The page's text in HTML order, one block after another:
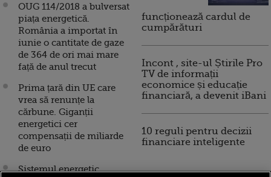
OUG 114/2018 a bulversat
piața energetică.
România a importat în
iunie o cantitate de gaze
de 364 de ori mai mare
față de anul trecut
Prima țară din UE care
vrea să renunțe la
cărbune. Giganții
energetici cer
compensații de miliarde
de euro
Sistemul energetic
funcționează cardul de
cumpărături
Incont , site-ul Știrile Pro
TV de informații
economice și educație
financiară, a devenit iBani
10 reguli pentru decizii
financiare inteligente